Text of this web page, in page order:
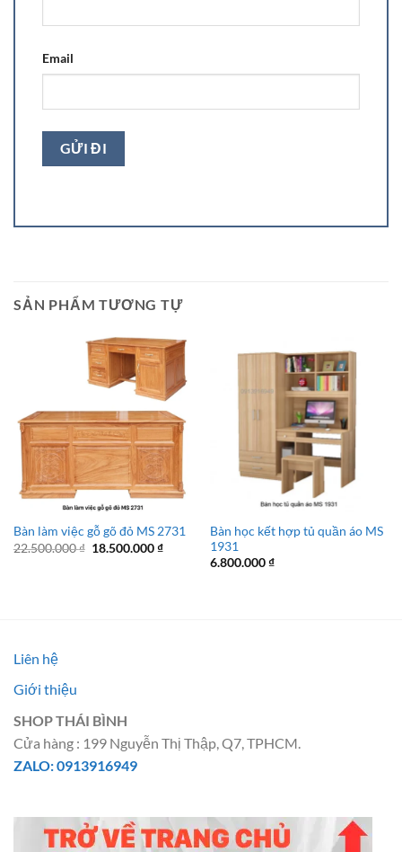
Email
SẢN PHẨM TƯƠNG TỰ
Bàn làm việc gỗ gõ đỏ MS 2731
22.500.000₫ Giá
18.500.000₫Giá
Bàn học kết hợp tủ quần áo MS
1931
6.800.000₫
Liên hệ
Giới thiệu
SHOP THÁI BÌNH
Cửa hàng : 199 Nguyễn Thị Thập, Q7, TPHCM.
ZALO: 0913916949